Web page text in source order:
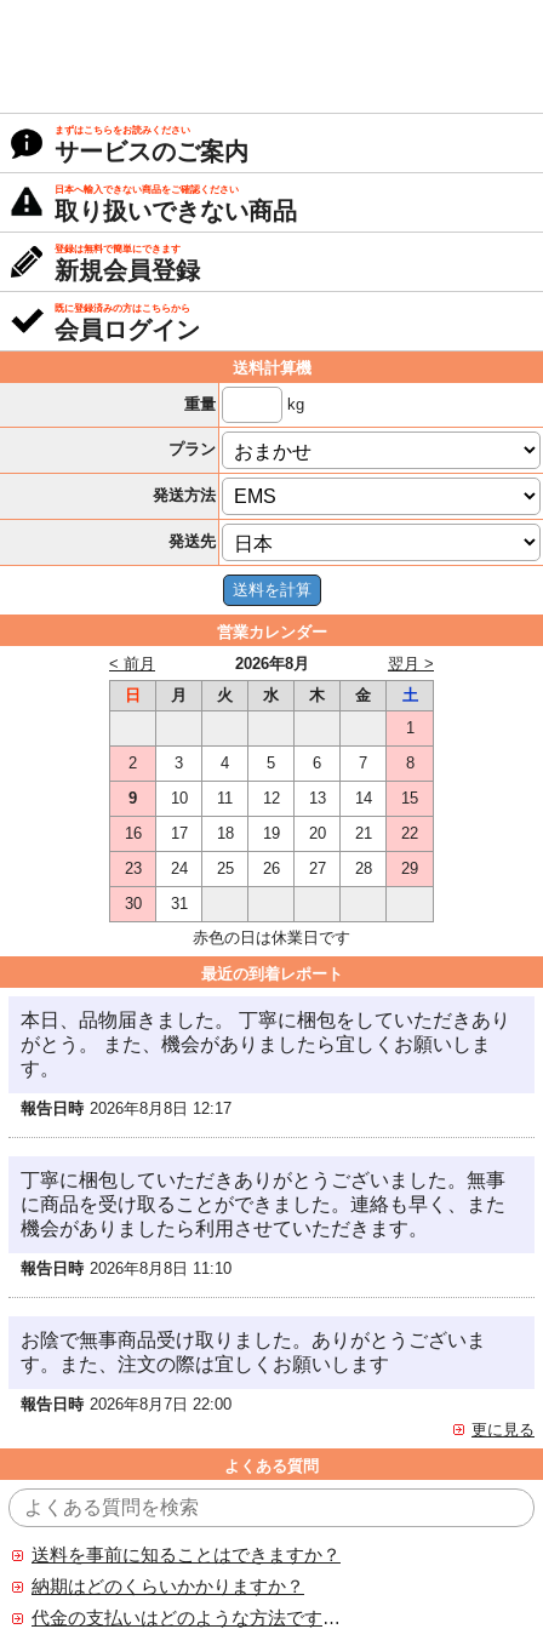
まずはこちらをお読みください
サービスのご案内
日本へ輸入できない商品をご確認ください
取り扱いできない商品
登録は無料で簡単にできます
新規会員登録
既に登録済みの方はこちらから
会員ログイン
送料計算機
重量
kg
プラン
発送方法
発送先
営業カレンダー
2026年8月
< 前月
翌月 >
日
月 火 水 木 金
土
1
2
3 4 5 6 7
8
9
10 11 12 13 14
15
16
17 18 19 20 21
22
23
24 25 26 27 28
29
30
31
赤色の日は休業日です
最近の到着レポート
本日、品物届きました。 丁寧に梱包をしていただきあり
がとう。 また、機会がありましたら宜しくお願いしま
す。
報告日時 2026年8月8日 12:17
丁寧に梱包していただきありがとうございました。無事
に商品を受け取ることができました。連絡も早く、また
機会がありましたら利用させていただきます。
報告日時 2026年8月8日 11:10
お陰で無事商品受け取りました。ありがとうございま
す。また、注文の際は宜しくお願いします
報告日時 2026年8月7日 22:00
更に見る
よくある質問
送料を事前に知ることはできますか？
納期はどのくらいかかりますか？
代金の支払いはどのような方法ですか？